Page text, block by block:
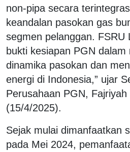
non-pipa secara
keandalan pasokan gas
segmen pelanggan. FSRU
bukti kesiapan PGN dalam
dinamika pasokan dan
energi di Indonesia,” ujar
Perusahaan PGN, Fajriyah
(15/4/2025).
Sejak mulai dimanfaatkan
pada Mei 2024,